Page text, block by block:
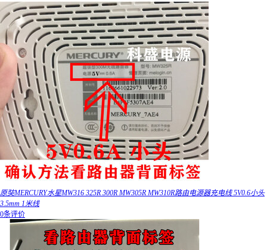
原奘MERCURY水星MW316 325R 300R MW305R MW310R路由电源器充电线 5V0.6小头
3.5mm 1米线
0条评价